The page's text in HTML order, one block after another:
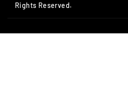
Rights Reserved.